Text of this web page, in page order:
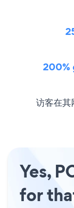
200%
访客在其
Yes,
for